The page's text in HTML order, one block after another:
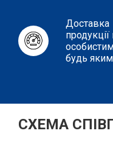
Доставка
будь
СХЕМА